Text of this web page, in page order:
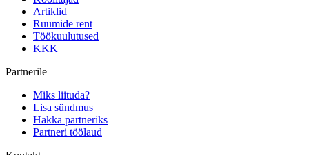
Artiklid
Ruumide rent
Töökuulutused
KKK
Partnerile
Miks liituda?
Lisa sündmus
Hakka partneriks
Partneri töölaud